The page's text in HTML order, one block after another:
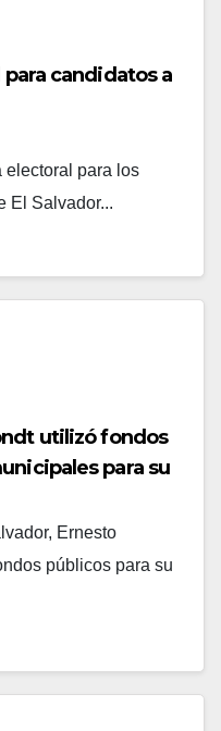
candidatos a
electoral para los
El Salvador...
utilizó fondos
para su
Ernesto
públicos para su